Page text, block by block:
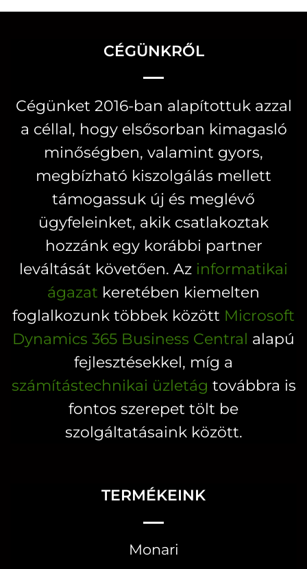
terméknek
variációja
változatok
a
termékoldalon
választhatók
CÉGÜNKRŐL
Cégünket 2016-ban alapítottuk azzal
a céllal, hogy elsősorban kimagasló
minőségben, valamint gyors,
megbízható kiszolgálás mellett
támogassuk új és meglévő
ügyfeleinket, akik csatlakoztak
hozzánk egy korábbi partner
leváltását követően. Az informatikai
ágazat keretében kiemelten
foglalkozunk többek között Microsoft
Dynamics 365 Business Central alapú
fejlesztésekkel, míg a
számítástechnikai üzletág továbbra is
fontos szerepet tölt be
szolgáltatásaink között.
TERMÉKEINK
Monari